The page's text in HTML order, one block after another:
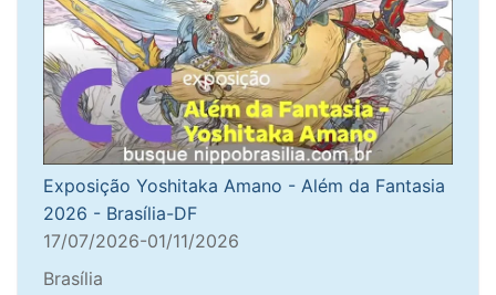
Exposição Yoshitaka Amano - Além da Fantasia
2026 - Brasília-DF
17/07/2026-01/11/2026
Brasília